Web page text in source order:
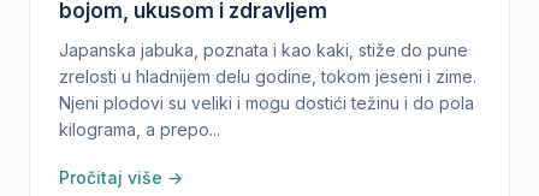
bojom, ukusom i zdravljem
Japanska jabuka, poznata i kao kaki, stiže do pune
zrelosti u hladnijem delu godine, tokom jeseni i zime.
Njeni plodovi su veliki i mogu dostići težinu i do pola
kilograma, a prepo...
Pročitaj više →